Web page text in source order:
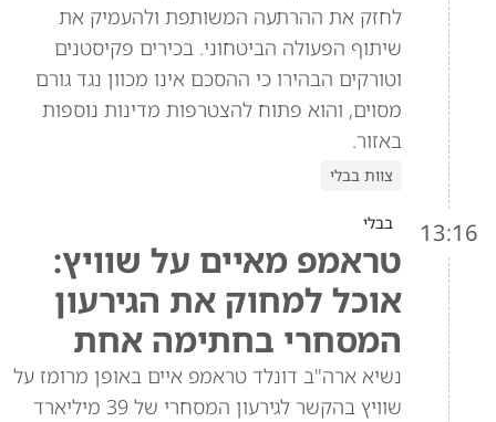
לחזק את ההרתעה המשותפת ולהעמיק את
שיתוף הפעולה הביטחוני. בכירים פקיסטנים
וטורקים הבהירו כי ההסכם אינו מכוון נגד גורם
מסוים, והוא פתוח להצטרפות מדינות נוספות
באזור.
צוות בבלי
13:16 בבלי
טראמפ מאיים על שוויץ:
אוכל למחוק את הגירעון
המסחרי בחתימה אחת
נשיא ארה"ב דונלד טראמפ איים באופן מרומז על
שוויץ בהקשר לגירעון המסחרי של 39 מיליארד